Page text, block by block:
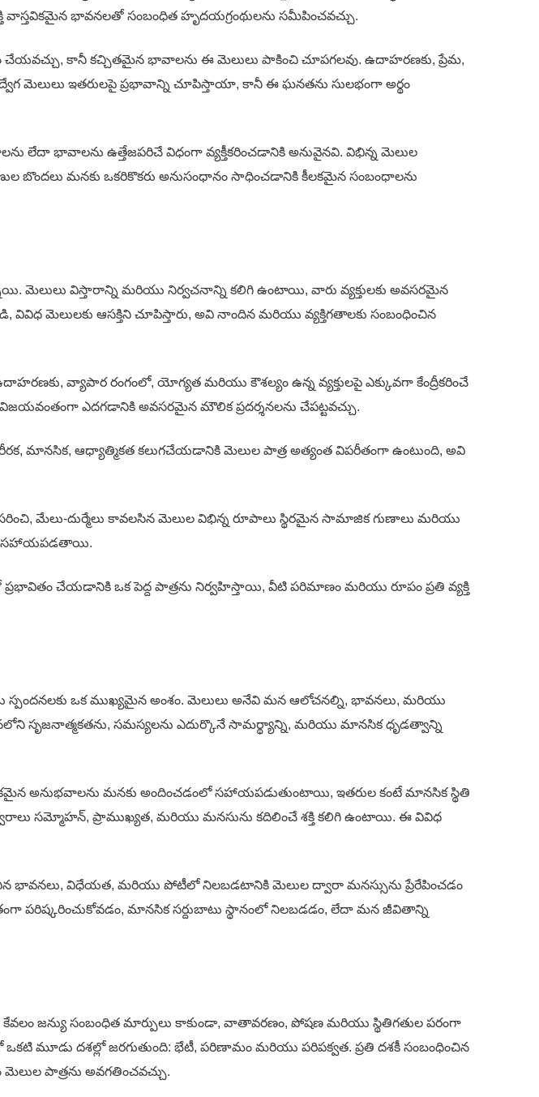
వాస్తవికమైన భావనలతో సంబంధిత హృదయగ్రంథులను సమీపించవచ్చు.
కానీ కచ్చితమైన భావాలను ఈ మెలులు పాకించి చూపగలవు. ఉదాహరణకు, ప్రేమ,
మెలులు ఇతరులపై ప్రభావాన్ని చూపిస్తాయా, కానీ ఈ ఘనతను సులభంగా అర్థం
భావాలను ఉత్తేజపరిచే విధంగా వ్యక్తీకరించడానికి అనువైనవి. విభిన్న మెలుల
బొందలు మనకు ఒకరికొకరు అనుసంధానం సాధించడానికి కీలకమైన సంబంధాలను
మెలులు విస్తారాన్ని మరియు నిర్వచనాన్ని కలిగి ఉంటాయి, వారు వ్యక్తులకు అవసరమైన
వివిధ మెలులకు ఆసక్తిని చూపిస్తారు, అవి నాందిన మరియు వ్యక్తిగతాలకు సంబంధించిన
వ్యాపార రంగంలో, యోగ్యత మరియు కౌశల్యం ఉన్న వ్యక్తులపై ఎక్కువగా కేంద్రీకరించే
ఎదగడానికి అవసరమైన మౌలిక ప్రదర్శనలను చేపట్టవచ్చు.
మానసిక, ఆధ్యాత్మికత కలుగచేయడానికి మెలుల పాత్ర అత్యంత విపరీతంగా ఉంటుంది, అవి
మేలు-దుర్మేలు కావలసిన మెలుల విభిన్న రూపాలు స్థిరమైన సామాజిక గుణాలు మరియు
సహాయపడతాయి.
ప్రభావితం చేయడానికి ఒక పెద్ద పాత్రను నిర్వహిస్తాయి, వీటి పరిమాణం మరియు రూపం ప్రతి వ్యక్తి
ఒక ముఖ్యమైన అంశం. మెలులు అనేవి మన ఆలోచనల్ని, భావనలు, మరియు
సమస్యలను ఎదుర్కొనే సామర్థ్యాన్ని, మరియు మానసిక ధృడత్వాన్ని
అనుభవాలను మనకు అందించడంలో సహాయపడుతుంటాయి, ఇతరుల కంటే మానసిక స్థితి
సమ్మోహన్, ప్రాముఖ్యత, మరియు మనసును కదిలించే శక్తి కలిగి ఉంటాయి. ఈ వివిధ
భావనలు, విధేయత, మరియు పోటీలో నిలబడటానికి మెలుల ద్వారా మనస్సును ప్రేరేపించడం
పరిష్కరించుకోవడం, మానసిక సర్దుబాటు స్థానంలో నిలబడడం, లేదా మన జీవితాన్ని
కేవలం జన్యు సంబంధిత మార్పులు కాకుండా, వాతావరణం, పోషణ మరియు స్థితిగతుల పరంగా
దశల్లో జరగుతుంది: భేటీ, పరిణామం మరియు పరిపక్వత. ప్రతి దశకీ సంబంధించిన
పాత్రను అవగతించవచ్చు.